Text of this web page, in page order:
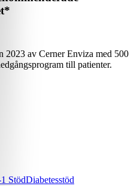
2023 av Cerner Enviza med 500
till patienter.
StödDiabetesstöd